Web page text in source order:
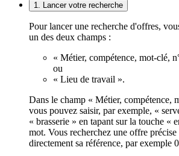
1. Lancer votre recherche
Pour lancer une recherche d'offres,
un des deux champs :
« Métier, compétence, mot-clé,
ou
« Lieu de travail ».
Dans le champ « Métier, compétence,
vous pouvez saisir, par exemple, «
« brasserie » en tapant sur la touche «
mot. Vous recherchez une offre précise
directement sa référence, par exemple